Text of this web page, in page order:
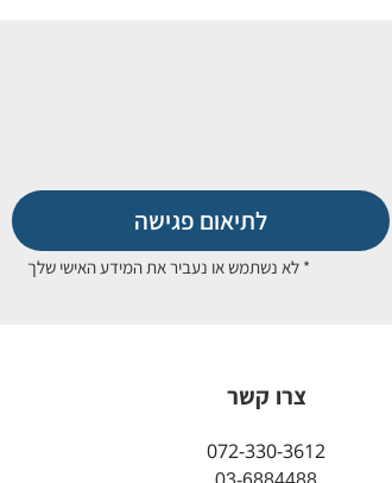
לתיאום פגישה
* לא נשתמש או נעביר את המידע האישי שלך
צרו קשר
072-330-3612